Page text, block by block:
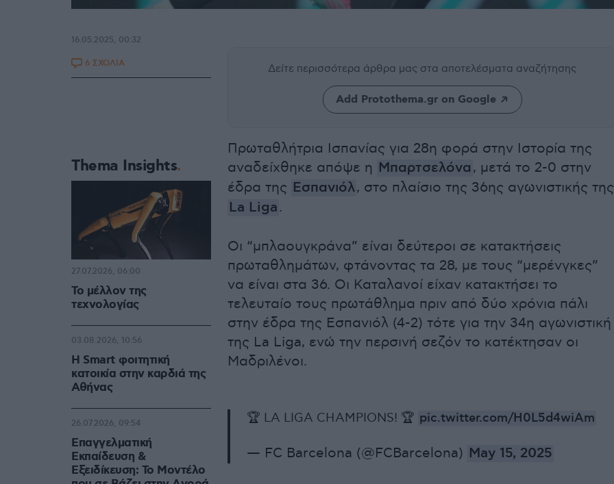
Δείτε περισσότερα άρθρα μας στα αποτελέσματα αναζήτησης
Add Protothema.gr on Google
Πρωταθλήτρια Ισπανίας για 28η φορά στην Ιστορία της
αναδείχθηκε απόψε η Μπαρτσελόνα , μετά το 2-0 στην
έδρα της Εσπανιόλ, στο πλαίσιο της 36ης αγωνιστικής της
La Liga.
Οι “μπλαουγκράνα” είναι δεύτεροι σε κατακτήσεις
πρωταθλημάτων, φτάνοντας τα 28, με τους “μερένγκες”
να είναι στα 36. Οι Καταλανοί είχαν κατακτήσει το
τελευταίο τους πρωτάθλημα πριν από δύο χρόνια πάλι
στην έδρα της Εσπανιόλ (4-2) τότε για την 34η αγωνιστική
της La Liga, ενώ την περσινή σεζόν το κατέκτησαν οι
Μαδριλένοι.
🏆 LA LIGA CHAMPIONS! 🏆 pic.twitter.com/H0L5d4wiAm
— FC Barcelona (@FCBarcelona) May 15, 2025
16.05.2025, 00:32
6 ΣΧΟΛΙΑ
Thema Insights
Το μέλλον της
τεχνολογίας
27.07.2026, 06:00
Η Smart φοιτητική
κατοικία στην καρδιά της
Αθήνας
03.08.2026, 10:56
Επαγγελματική
Εκπαίδευση &
Εξειδίκευση: Το Mοντέλο
26.07.2026, 09:54